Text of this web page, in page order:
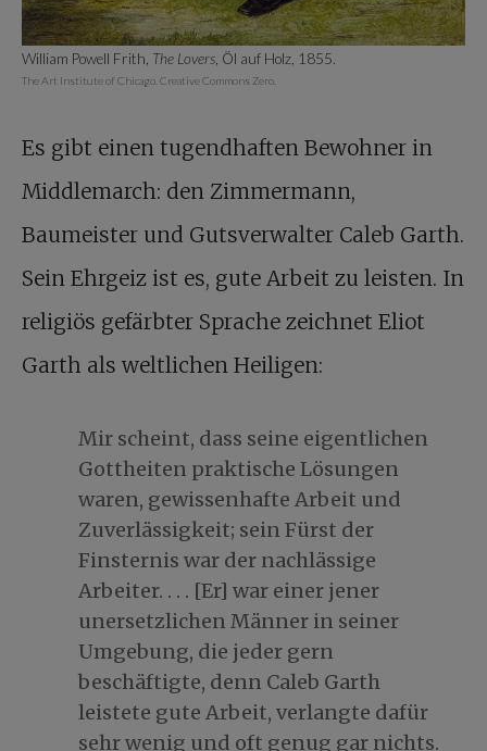
William Powell Frith, The Lovers , Öl auf Holz, 1855.
The Art Institute of Chicago. Creative Commons Zero.
Es gibt einen tugendhaften Bewohner in
Middlemarch: den Zimmermann,
Baumeister und Gutsverwalter Caleb Garth.
Sein Ehrgeiz ist es, gute Arbeit zu leisten. In
religiös gefärbter Sprache zeichnet Eliot
Garth als weltlichen Heiligen:
Mir scheint, dass seine eigentlichen
Gottheiten praktische Lösungen
waren, gewissenhafte Arbeit und
Zuverlässigkeit; sein Fürst der
Finsternis war der nachlässige
Arbeiter. . . . [Er] war einer jener
unersetzlichen Männer in seiner
Umgebung, die jeder gern
beschäftigte, denn Caleb Garth
leistete gute Arbeit, verlangte dafür
sehr wenig und oft genug gar nichts.